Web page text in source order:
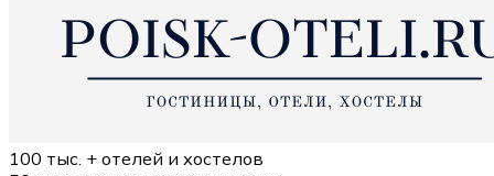
100 тыс. + отелей и хостелов